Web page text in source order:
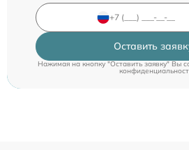
Оставить
Нажимая на кнопку "Оставить заявку" Вы